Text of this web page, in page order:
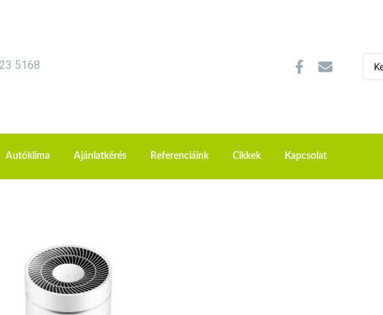
5168
Autóklíma Ajánlatkérés Referenciáink Cikkek Kapcsolat